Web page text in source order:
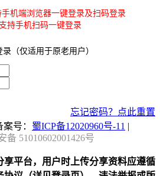
机端浏览器一键登录及扫码登录
持手机扫码一键登录
（仅适用于原老用户）
忘记密码？点此重置
号： 蜀ICP备12020960号-11 |
备 51010602001426号
享平台，用户时上传分享资料应遵循